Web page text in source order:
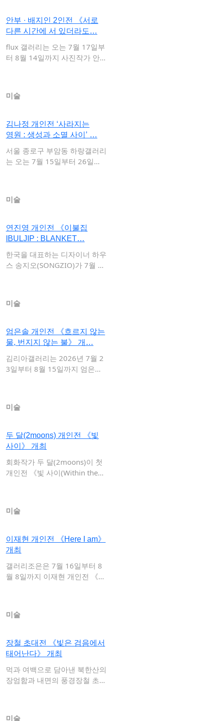
안부 · 배지인 2인전 《서로
다른 시간에 서 있더라도…
flux 갤러리는 오는 7월 17일부
터 8월 14일까지 사진작가 안
미술
김나정 개인전 ‘사라지는
영원 : 생성과 소멸 사이’ …
서울 종로구 부암동 하랑갤러리
는 오는 7월 15일부터 26일까
미술
연진영 개인전 《이불집
IBULJIP : BLANKET…
한국을 대표하는 디자이너 하우
스 송지오(SONGZIO)가 7월 10
미술
엄은솔 개인전 《흐르지 않는
물, 번지지 않는 불》 개…
김리아갤러리는 2026년 7월 2
3일부터 8월 15일까지 엄은솔
미술
두 달(2moons) 개인전 《빛
사이》 개최
회화작가 두 달(2moons)이 첫
개인전 《빛 사이(Within the…
미술
이재현 개인전 《Here I am》
개최
갤러리조은은 7월 16일부터 8
월 8일까지 이재현 개인전 《H
미술
장철 초대전 《빛은 검음에서
태어난다》 개최
먹과 여백으로 담아낸 북한산의
장엄함과 내면의 풍경장철 초대
미술